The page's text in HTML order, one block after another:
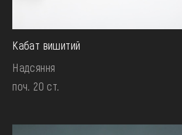
Кабат вишитий
Надсяння
поч. 20 ст.